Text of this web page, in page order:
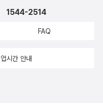
1544-2514
FAQ
시간 안내